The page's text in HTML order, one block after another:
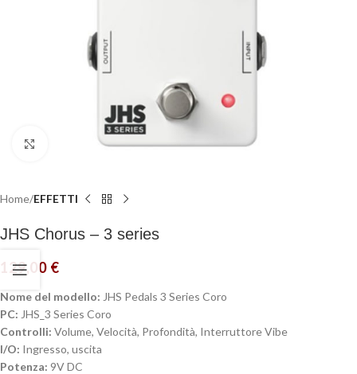
Click to enlarge
Home EFFETTI
JHS Chorus – 3 series
129,00 €
Nome del modello: JHS Pedals 3 Series Coro
PC: JHS_3 Series Coro
Controlli: Volume, Velocità, Profondità, Interruttore Vibe
I/O: Ingresso, uscita
Potenza: 9V DC